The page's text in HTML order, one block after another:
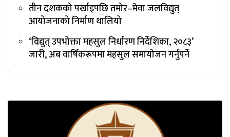
तीन दशकको पर्खाइपछि तमोर–मेवा जलविद्युत्
आयोजनाको निर्माण थालियो
‘विद्युत् उपभोक्ता महसुल निर्धारण निर्देशिका, २०८३’
जारी, अब वार्षिकरूपमा महसुल समायोजन गर्नुपर्ने